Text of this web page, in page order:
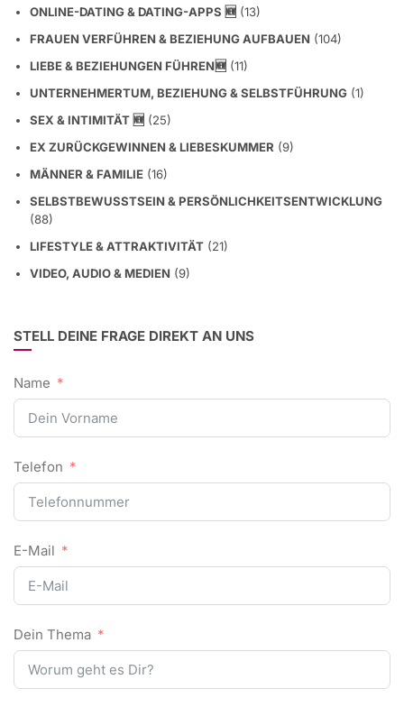
ONLINE-DATING & DATING-APPS 🆕 (13)
FRAUEN VERFÜHREN & BEZIEHUNG AUFBAUEN (104)
LIEBE & BEZIEHUNGEN FÜHREN🆕 (11)
UNTERNEHMERTUM, BEZIEHUNG & SELBSTFÜHRUNG (1)
SEX & INTIMITÄT 🆕 (25)
EX ZURÜCKGEWINNEN & LIEBESKUMMER (9)
MÄNNER & FAMILIE (16)
SELBSTBEWUSSTSEIN & PERSÖNLICHKEITSENTWICKLUNG
(88)
LIFESTYLE & ATTRAKTIVITÄT (21)
VIDEO, AUDIO & MEDIEN (9)
STELL DEINE FRAGE DIREKT AN UNS
Name
Telefon
E-Mail
Dein Thema